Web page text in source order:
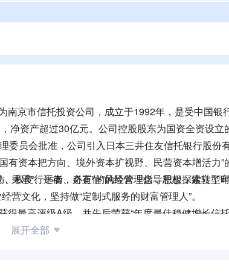
南京市信托投资公司，成立于1992年，是受中国银
净资产超过30亿元。公司控股股东为国资全资设立
委员会批准，公司引入日本三井住友信托银行股份
有资本把方向、境外资本扩视野、民营资本增活力”
秉承“行远者，必有信”的经营理念，积极探索转型
营文化，坚持做“定制式服务的财富管理人”。
权变、平衡、奇正”的风险管理指导思想，建立了
最高评级A级，并先后荣获“年度最佳稳健增长信
。
展开全部